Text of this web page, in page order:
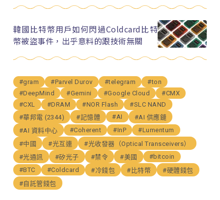
韓國比特幣用戶如何閃過Coldcard比特
幣被盜事件，出乎意料的跟技術無關
#gram #Parvel Durov #telegram
#ton
#DeepMind
#Gemini #Google Cloud
#CMX
#CXL
#DRAM #NOR Flash
#SLC NAND
#華邦電 (2344)
#記憶體 #AI
#AI 供應鏈
#AI 資料中心
#Coherent #InP
#Lumentum
#中國
#光互連
#光收發器（Optical Transceivers）
#光通訊
#矽光子 #禁令 #美國
#bitcoin
#BTC
#Coldcard #冷錢包 #比特幣
#硬體錢包
#自託管錢包